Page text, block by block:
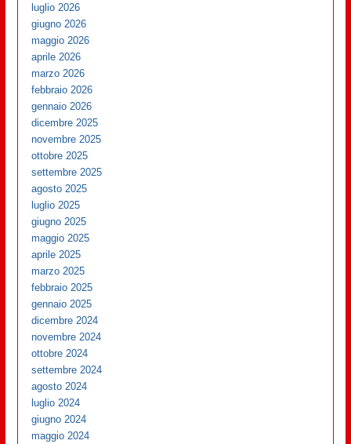
luglio 2026
giugno 2026
maggio 2026
aprile 2026
marzo 2026
febbraio 2026
gennaio 2026
dicembre 2025
novembre 2025
ottobre 2025
settembre 2025
agosto 2025
luglio 2025
giugno 2025
maggio 2025
aprile 2025
marzo 2025
febbraio 2025
gennaio 2025
dicembre 2024
novembre 2024
ottobre 2024
settembre 2024
agosto 2024
luglio 2024
giugno 2024
maggio 2024